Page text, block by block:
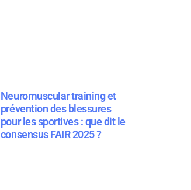
Neuromuscular training et
prévention des blessures
pour les sportives : que dit le
consensus FAIR 2025 ?